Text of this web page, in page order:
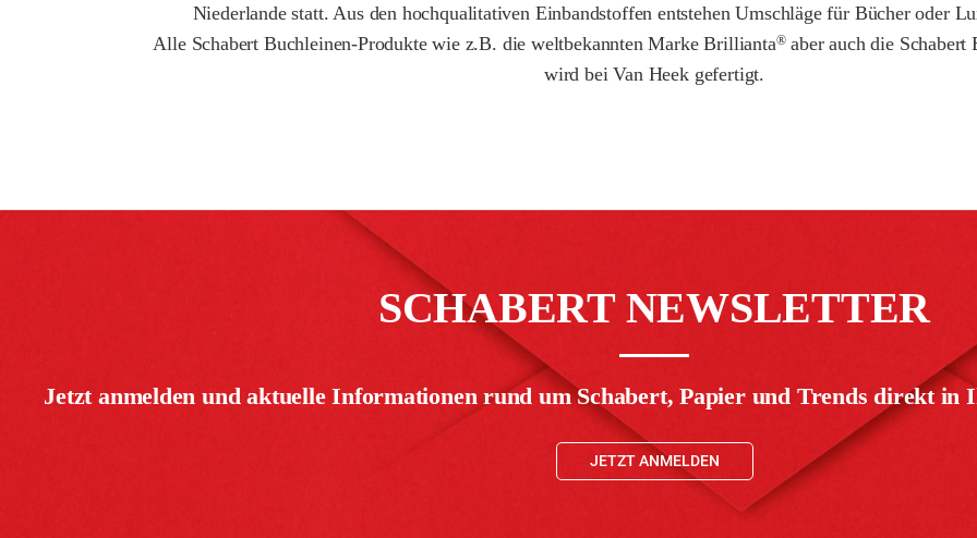
Niederlande statt. Aus den hochqualitativen Einbandstoffen entstehen Umschläge für Bücher oder
Alle Schabert Buchleinen-Produkte wie z.B. die weltbekannten Marke Brillianta®aber auch die Schabert
wird bei Van Heek gefertigt.
SCHABERT NEWSLETTER
Jetzt anmelden und aktuelle Informationen rund um Schabert, Papier und Trends direkt in
JETZT ANMELDEN